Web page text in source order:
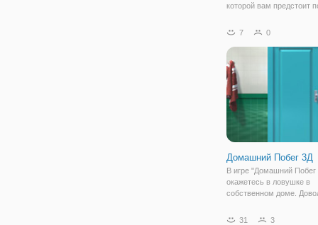
которой вам предстоит
скотобойни.Поросенок
ничего хорошего и вот
момент, когда он
7 0
Домашний Побег 3Д
В игре "Домашний
окажетесь в ловушке в
собственном доме.
жилище и понять, что
31 3